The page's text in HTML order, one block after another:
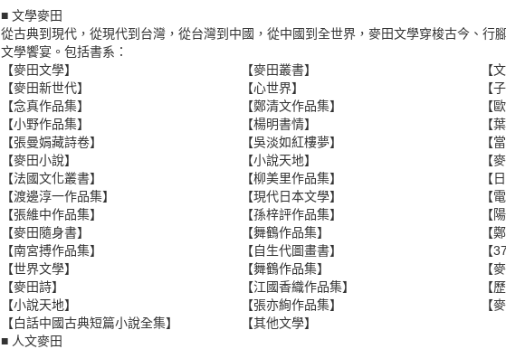
■ 文學麥田
從古典到現代，從現代到台灣，從台灣到中國，從中國到全世界，麥田文學穿梭古今、行
文學饗宴。包括書系：
【麥田文學】
【麥田叢書】
【
【麥田新世代】
【心世界】
【
【念真作品集】
【鄭清文作品集】
【
【小野作品集】
【楊明書情】
【
【張曼娟藏詩卷】
【吳淡如紅樓夢】
【
【麥田小說】
【小說天地】
【
【法國文化叢書】
【柳美里作品集】
【
【渡邊淳一作品集】
【現代日本文學】
【
【張維中作品集】
【孫梓評作品集】
【
【麥田隨身書】
【舞鶴作品集】
【
【南宮搏作品集】
【自生代圖畫書】
【
【世界文學】
【舞鶴作品集】
【
【麥田詩】
【江國香織作品集】
【
【小說天地】
【張亦絢作品集】
【
【白話中國古典短篇小說全集】
【其他文學】
■ 人文麥田